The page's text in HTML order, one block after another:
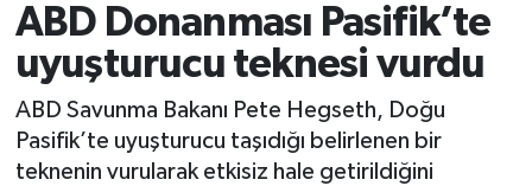
ABD Donanması Pasifik’te
uyuşturucu teknesi vurdu
ABD Savunma Bakanı Pete Hegseth, Doğu
Pasifik’te uyuşturucu taşıdığı belirlenen bir
teknenin vurularak etkisiz hale getirildiğini
Tüm Manşetler
Son Dakika Haberleri
Haber Arşivi